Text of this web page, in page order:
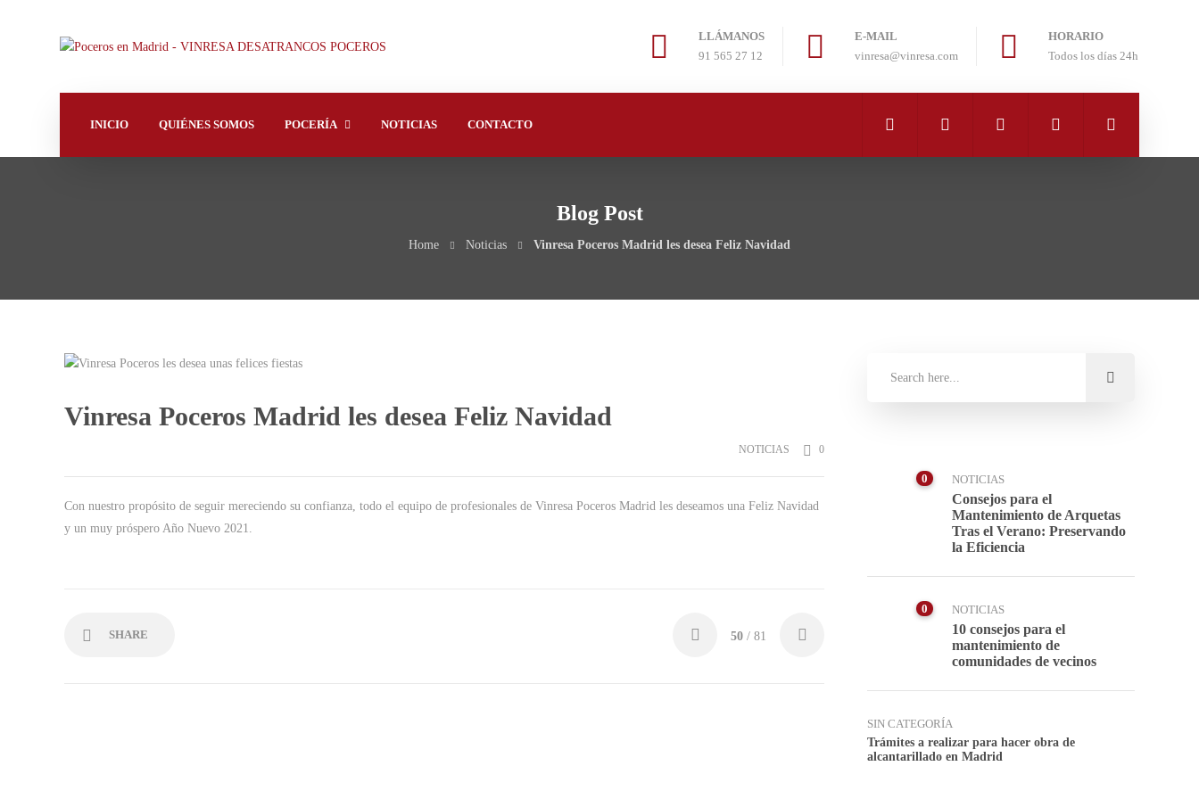
LLÁMANOS
91 565 27 12
E-MAIL
vinresa@vinresa.com
HORARIO
Todos los días 24h
INICIO QUIÉNES SOMOS POCERÍA NOTICIAS CONTACTO
Blog Post
Home Noticias Vinresa Poceros Madrid les desea Feliz Navidad
Vinresa Poceros Madrid les desea Feliz Navidad
NOTICIAS 0
Con nuestro propósito de seguir mereciendo su confianza, todo el equipo de profesionales de Vinresa Poceros Madrid les deseamos una Feliz Navidad
y un muy próspero Año Nuevo 2021.
SHARE 50 / 81
0 NOTICIAS
Consejos para el
Mantenimiento de Arquetas
Tras el Verano: Preservando
la Eficiencia
0 NOTICIAS
10 consejos para el
mantenimiento de
comunidades de vecinos
SIN CATEGORÍA
Trámites a realizar para hacer obra de
alcantarillado en Madrid